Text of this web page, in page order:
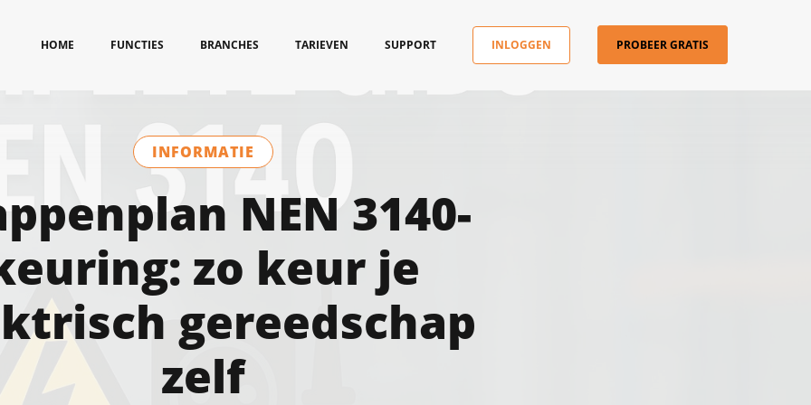
HOME FUNCTIES BRANCHES TARIEVEN SUPPORT INLOGGEN PROBEER GRATIS
INFORMATIE
NEN 3140-
zo keur je
gereedschap
zelf